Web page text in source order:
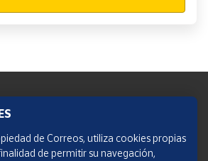
de Correos, utiliza cookies propias
de permitir su navegación,